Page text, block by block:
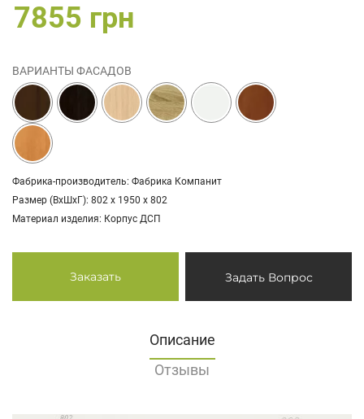
7855 грн
ВАРИАНТЫ ФАСАДОВ
Фабрика-производитель: Фабрика Компанит
Размер (ВхШхГ): 802 х 1950 х 802
Материал изделия: Корпус ДСП
Заказать Задать Вопрос
Описание
Отзывы